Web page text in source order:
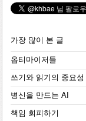
가장 많이 본 글
옵티마이저들
쓰기와 읽기의 중요성
병신을 만드는 AI
책임 회피하기